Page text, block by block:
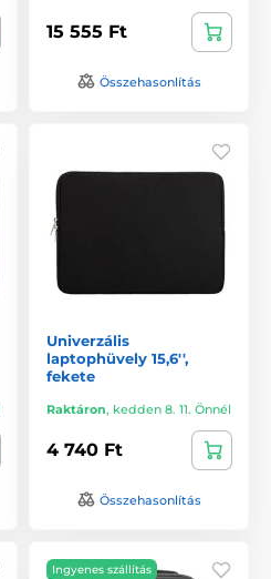
15 555 Ft
Összehasonlítás
Univerzális
laptophüvely 15,6'',
fekete
Raktáron, kedden 8. 11. Önnél
4 740 Ft
Összehasonlítás
Ingyenes szállítás